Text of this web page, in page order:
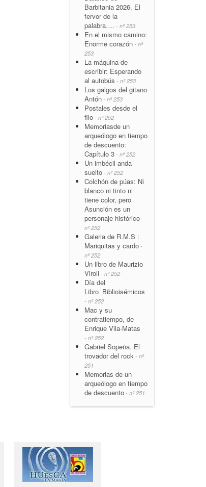
Barbitania 2026. El
fervor de la
palabra…. - nº 253
En el mismo camino:
Enorme corazón - nº
253
La máquina de
escribir: Esperando
al autobús - nº 253
Los galgos del gitano
Antón - nº 253
Postales desde el
filo - nº 252
Memoriasde un
arqueólogo en tiempo
de descuento:
Capítulo 3 - nº 252
Un imbécil anda
suelto - nº 252
Colchón de púas: Ni
blanco ni tinto ni
tiene color, pero
Asunción es un
personaje histórico -
nº 252
Galeria de R.M.S :
Mariquitas y cardo -
nº 252
Un libro de Maurizio
Viroli - nº 252
Día del
Libro_Biblioisémicos
- nº 252
Mac y su
contratiempo, de
Enrique Vila-Matas
- nº 252
Gabriel Sopeña. El
trovador del rock - nº
251
Memorias de un
arqueólogo en tiempo
de descuento - nº 251